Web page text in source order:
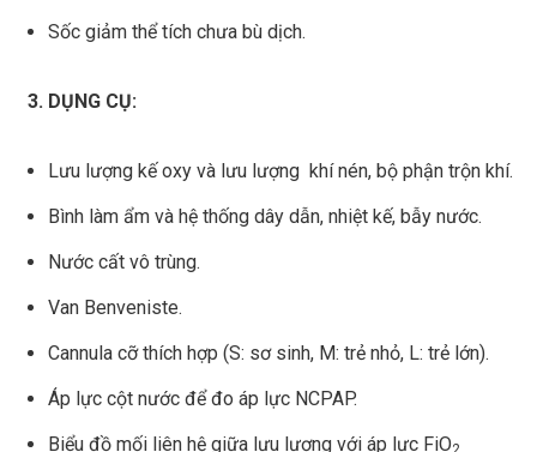
Sốc giảm thể tích chưa bù dịch.
DỤNG CỤ:
Lưu lượng kế oxy và lưu lượng khí nén, bộ phận trộn khí.
Bình làm ẩm và hệ thống dây dẫn, nhiệt kế, bẫy nước.
Nước cất vô trùng.
Van Benveniste.
Cannula cỡ thích hợp (S: sơ sinh, M: trẻ nhỏ, L: trẻ lớn).
Áp lực cột nước để đo áp lực NCPAP.
Biểu đồ mối liên hệ giữa lưu lượng với áp lực FiO